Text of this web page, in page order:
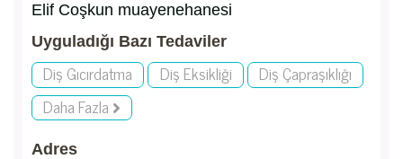
Elif Coşkun muayenehanesi
Uyguladığı Bazı Tedaviler
Diş Gıcırdatma Diş Eksikliği
Diş Çapraşıklığı
Daha Fazla
Adres